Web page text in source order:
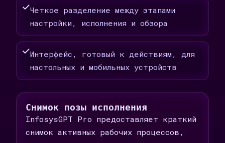
Четкое разделение между этапами
настройки, исполнения и обзора
Интерфейс, готовый к действиям, для
настольных и мобильных устройств
Снимок позы исполнения
InfosysGPT Pro предоставляет краткий
снимок активных рабочих процессов,